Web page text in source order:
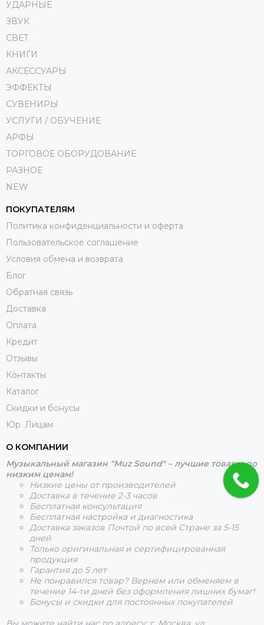
УДАРНЫЕ
ЗВУК
СВЕТ
КНИГИ
АКСЕССУАРЫ
ЭФФЕКТЫ
СУВЕНИРЫ
УСЛУГИ / ОБУЧЕНИЕ
АРФЫ
ТОРГОВОЕ ОБОРУДОВАНИЕ
РАЗНОЕ
NEW
ПОКУПАТЕЛЯМ
Политика конфиденциальности и оферта
Пользовательское соглашение
Условия обмена и возврата
Блог
Обратная связь
Доставка
Оплата
Кредит
Отзывы
Контакты
Каталог
Скидки и бонусы
Юр. Лицам
О КОМПАНИИ
Музыкальный магазин "Muz Sound" – лучшие товары по
низким ценам!
Низкие цены от производителей
Доставка в течение 2-3 часов
Бесплатная консультация
Бесплатная настройка и диагностика
Доставка заказов Почтой по всей Стране за 5-15
дней
Только оригинальная и сертифицированная
продукция
Гарантия до 5 лет
Не понравился товар? Вернем или обменяем в
течение 14-ти дней без оформления лишних бумаг!
Бонусы и скидки для постоянных покупателей